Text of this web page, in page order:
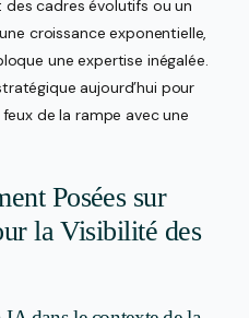
cadres évolutifs ou un
croissance exponentielle,
une expertise inégalée.
aujourd’hui pour
de la rampe avec une
Posées sur
la Visibilité des